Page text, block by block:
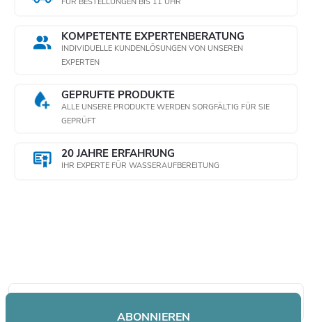
KOMPETENTE EXPERTENBERATUNG
INDIVIDUELLE KUNDENLÖSUNGEN VON UNSEREN
EXPERTEN
GEPRÜFTE PRODUKTE
ALLE UNSERE PRODUKTE WERDEN SORGFÄLTIG FÜR SIE
GEPRÜFT
20 JAHRE ERFAHRUNG
IHR EXPERTE FÜR WASSERAUFBEREITUNG
F
ABONNIEREN